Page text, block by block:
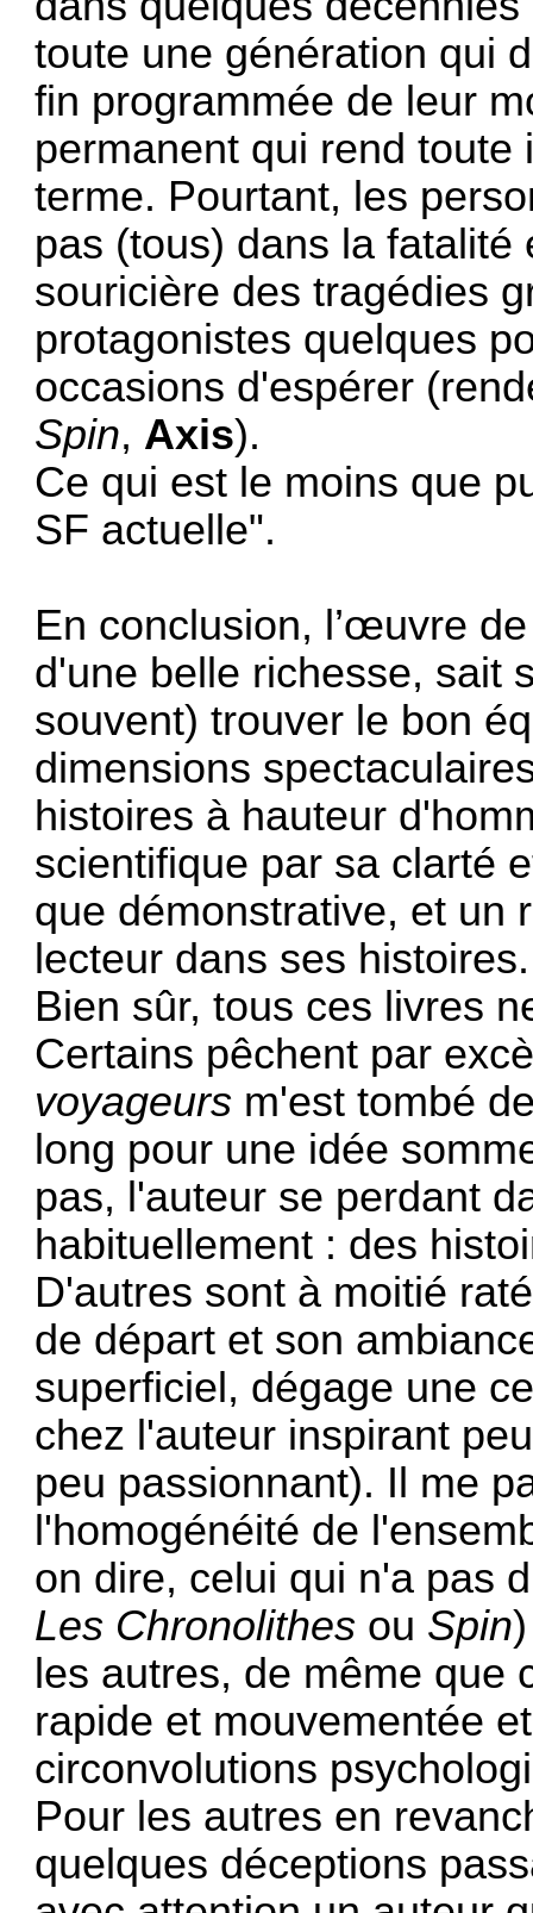
toute une génération qui
fin programmée de leur
permanent qui rend
terme. Pourtant, les
pas (tous) dans la
souricière des tragédies
protagonistes quelques
occasions d'espérer
Spin, Axis).
Ce qui est le moins que
SF actuelle".
En conclusion, l’œuvre
d'une belle richesse, sait
souvent) trouver le bon
dimensions
histoires à hauteur
scientifique par sa clarté
que démonstrative, et un
lecteur dans ses histoires.
Bien sûr, tous ces livres
Certains pêchent par
voyageurs m'est tombé
long pour une idée
pas, l'auteur se perdant
habituellement : des
D'autres sont à moitié
de départ et son
superficiel, dégage une
chez l'auteur inspirant
peu passionnant). Il me
l'homogénéité de
on dire, celui qui n'a pas
Les Chronolithes ou Spin
les autres, de même que
rapide et mouvementée
circonvolutions
Pour les autres en
quelques déceptions